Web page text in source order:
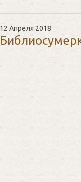
12 Апреля 2018